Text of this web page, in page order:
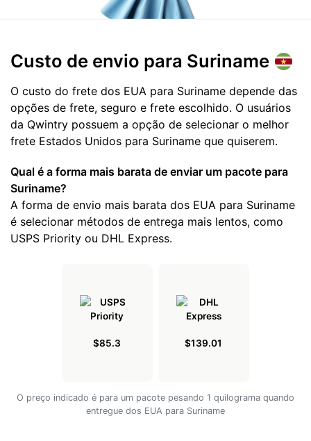
Custo de envio para Suriname
O custo do frete dos EUA para Suriname depende das
opções de frete, seguro e frete escolhido. O usuários
da Qwintry possuem a opção de selecionar o melhor
frete Estados Unidos para Suriname que quiserem.
Qual é a forma mais barata de enviar um pacote para
Suriname?
A forma de envio mais barata dos EUA para Suriname
é selecionar métodos de entrega mais lentos, como
USPS Priority ou DHL Express.
$85.3 $139.01
O preço indicado é para um pacote pesando 1 quilograma quando
entregue dos EUA para Suriname